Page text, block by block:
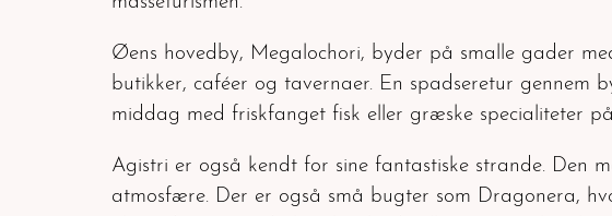
Øens hovedby, Megalochori, byder på smalle gader
butikker, caféer og tavernaer. En spadseretur gennem
middag med friskfanget fisk eller græske specialiteter
Agistri er også kendt for sine fantastiske strande. Den
atmosfære. Der er også små bugter som Dragonera,